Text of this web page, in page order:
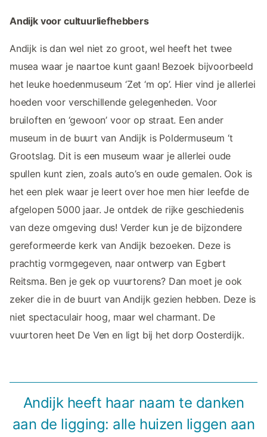
Andijk voor cultuurliefhebbers
Andijk is dan wel niet zo groot, wel heeft het twee
musea waar je naartoe kunt gaan! Bezoek bijvoorbeeld
het leuke hoedenmuseum ‘Zet ‘m op’. Hier vind je allerlei
hoeden voor verschillende gelegenheden. Voor
bruiloften en ‘gewoon’ voor op straat. Een ander
museum in de buurt van Andijk is Poldermuseum ‘t
Grootslag. Dit is een museum waar je allerlei oude
spullen kunt zien, zoals auto’s en oude gemalen. Ook is
het een plek waar je leert over hoe men hier leefde de
afgelopen 5000 jaar. Je ontdek de rijke geschiedenis
van deze omgeving dus! Verder kun je de bijzondere
gereformeerde kerk van Andijk bezoeken. Deze is
prachtig vormgegeven, naar ontwerp van Egbert
Reitsma. Ben je gek op vuurtorens? Dan moet je ook
zeker die in de buurt van Andijk gezien hebben. Deze is
niet spectaculair hoog, maar wel charmant. De
vuurtoren heet De Ven en ligt bij het dorp Oosterdijk.
Andijk heeft haar naam te danken
aan de ligging: alle huizen liggen aan